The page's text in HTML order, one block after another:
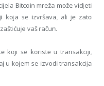
Bitcoin mreža može vidjeti
koja se izvršava, ali je zato
vaš račun.
koji se koriste u transakciji,
u kojem se izvodi transakcija